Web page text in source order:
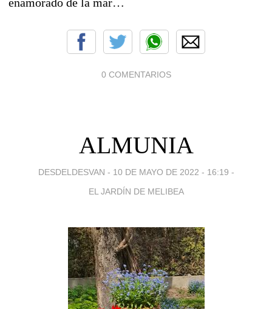
0 COMENTARIOS
ALMUNIA
DESDELDESVAN - 10 DE MAYO DE 2022 - 16:19 -
EL JARDÍN DE MELIBEA